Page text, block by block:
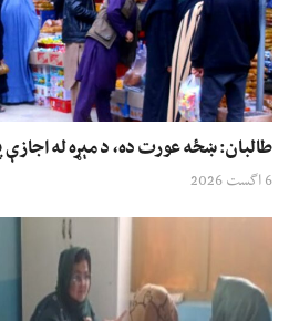
طالبان: ښځه عورت ده، د مېړه له اجازې
6 اگست 2026